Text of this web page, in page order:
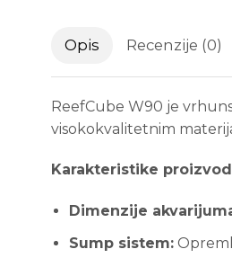
Opis Recenzije (0)
ReefCube W90 je
visokokvalitetnim
Karakteristike
Dimenzije
Sump sistem: